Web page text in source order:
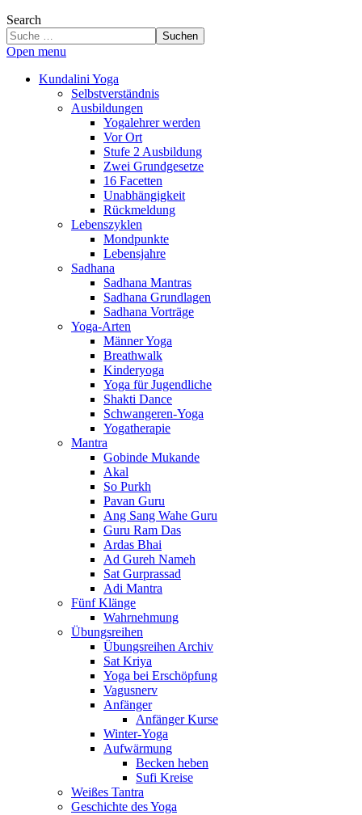
Search
Suchen
Open menu
Kundalini Yoga
Selbstverständnis
Ausbildungen
Yogalehrer werden
Vor Ort
Stufe 2 Ausbildung
Zwei Grundgesetze
16 Facetten
Unabhängigkeit
Rückmeldung
Lebenszyklen
Mondpunkte
Lebensjahre
Sadhana
Sadhana Mantras
Sadhana Grundlagen
Sadhana Vorträge
Yoga-Arten
Männer Yoga
Breathwalk
Kinderyoga
Yoga für Jugendliche
Shakti Dance
Schwangeren-Yoga
Yogatherapie
Mantra
Gobinde Mukande
Akal
So Purkh
Pavan Guru
Ang Sang Wahe Guru
Guru Ram Das
Ardas Bhai
Ad Gureh Nameh
Sat Gurprassad
Adi Mantra
Fünf Klänge
Wahrnehmung
Übungsreihen
Übungsreihen Archiv
Sat Kriya
Yoga bei Erschöpfung
Vagusnerv
Anfänger
Anfänger Kurse
Winter-Yoga
Aufwärmung
Becken heben
Sufi Kreise
Weißes Tantra
Geschichte des Yoga